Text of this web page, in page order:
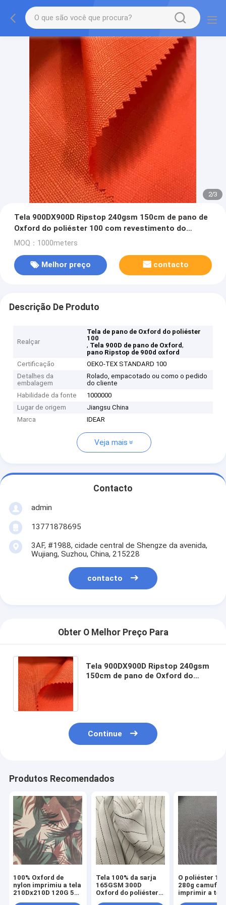
2/3
Tela 900DX900D Ripstop 240gsm 150cm de pano de
Oxford do poliéster 100 com revestimento do
plutônio
MOQ：1000meters
Melhor preço contacto
Descrição De Produto
Realçar
Tela de pano de Oxford do poliéster
100
, Tela 900D de pano de Oxford,
pano Ripstop de 900d oxford
Certificação
OEKO-TEX STANDARD 100
Detalhes da
embalagem
Rolado, empacotado ou como o pedido
do cliente
Habilidade da fonte
1000000
Lugar de origem
Jiangsu China
Marca
IDEAR
Veja mais
Contacto
admin
13771878695
3AF, #1988, cidade central de Shengze da avenida,
Wujiang, Suzhou, China, 215228
contacto
Obter O Melhor Preço Para
Tela 900DX900D Ripstop 240gsm
150cm de pano de Oxford do
Continue
Produtos Recomendados
100% Oxford de
nylon imprimiu a tela
210Dx210D 120G 58"
Tela 100% da sarja
165GSM 300D
Oxford do poliéster
O poliéster
280g camufla
imprimir a